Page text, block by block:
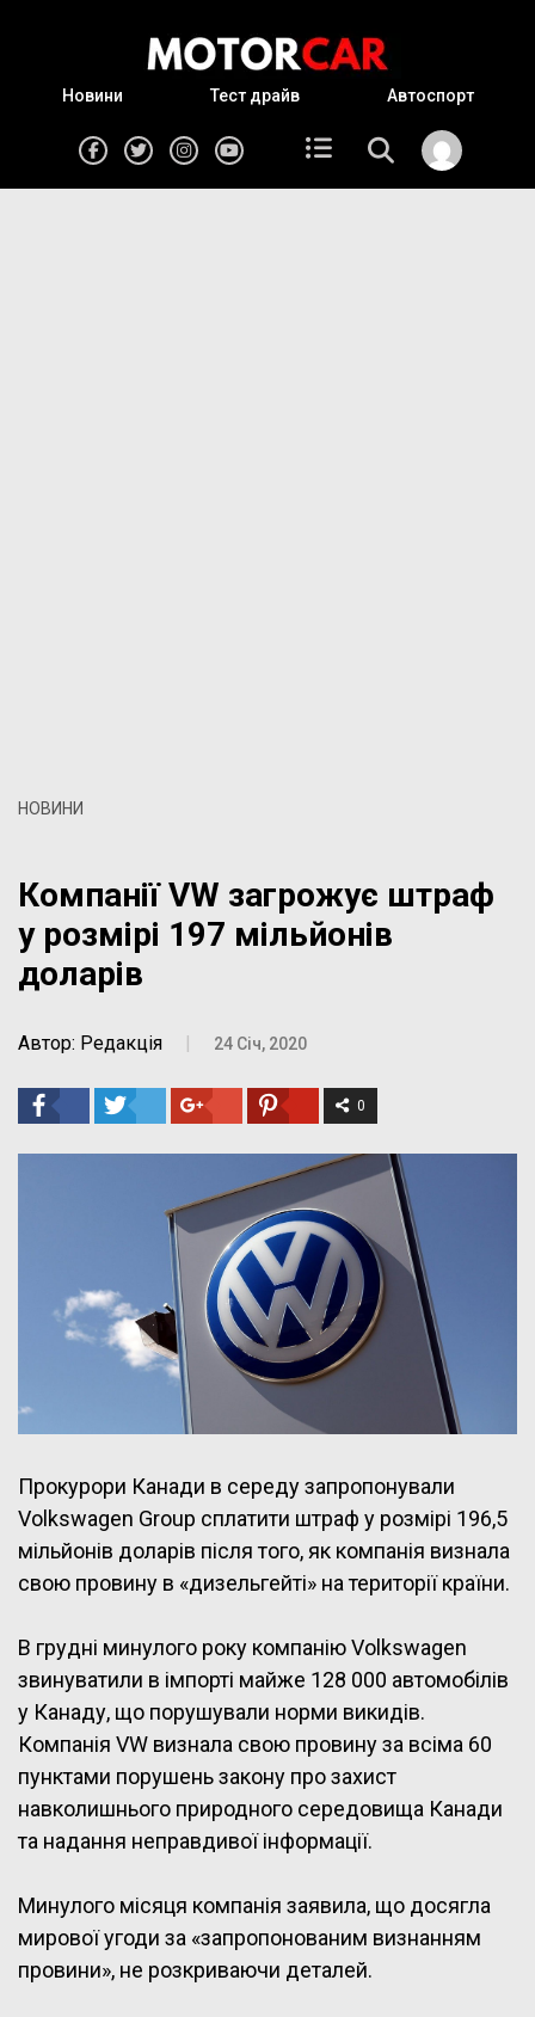
Новини Тест драйв Автоспорт
НОВИНИ
Компанії VW загрожує штраф
у розмірі 197 мільйонів
доларів
Автор: Редакція | 24 Січ, 2020
0
Прокурори Канади в середу запропонували
Volkswagen Group сплатити штраф у розмірі 196,5
мільйонів доларів після того, як компанія визнала
свою провину в «дизельгейті» на території країни.
В грудні минулого року компанію Volkswagen
звинуватили в імпорті майже 128 000 автомобілів
у Канаду, що порушували норми викидів.
Компанія VW визнала свою провину за всіма 60
пунктами порушень закону про захист
навколишнього природного середовища Канади
та надання неправдивої інформації.
Минулого місяця компанія заявила, що досягла
мирової угоди за «запропонованим визнанням
провини», не розкриваючи деталей.